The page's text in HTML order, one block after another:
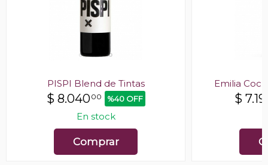
PISPI Blend de Tintas
$ 8.04000 %40 OFF
En stock
Comprar
Emilia
$